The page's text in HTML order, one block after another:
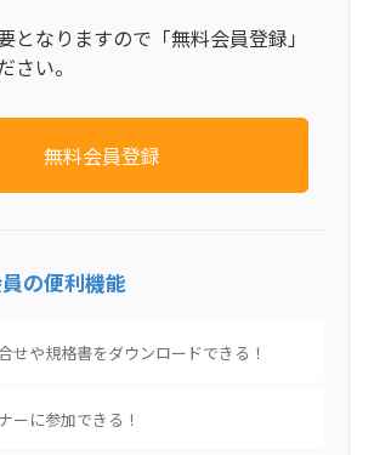
となりますので「無料会員登録」
さい。
無料会員登録
の便利機能
せや規格書をダウンロードできる！
ーに参加できる！